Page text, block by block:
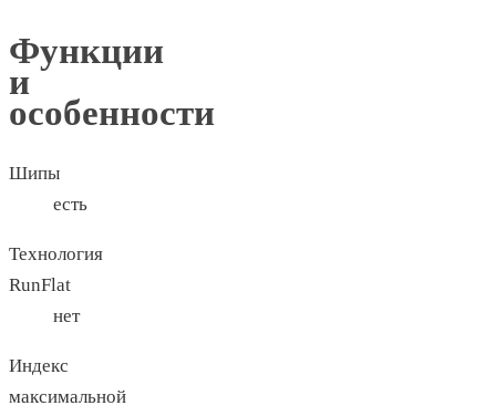
Функции
и
особенности
Шипы
есть
Технология
RunFlat
нет
Индекс
максимальной